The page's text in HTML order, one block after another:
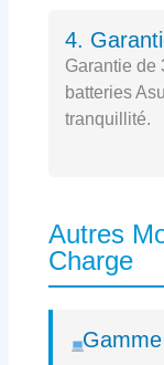
4.
Garantie de
batteries
tranquillité.
Autres
Charge